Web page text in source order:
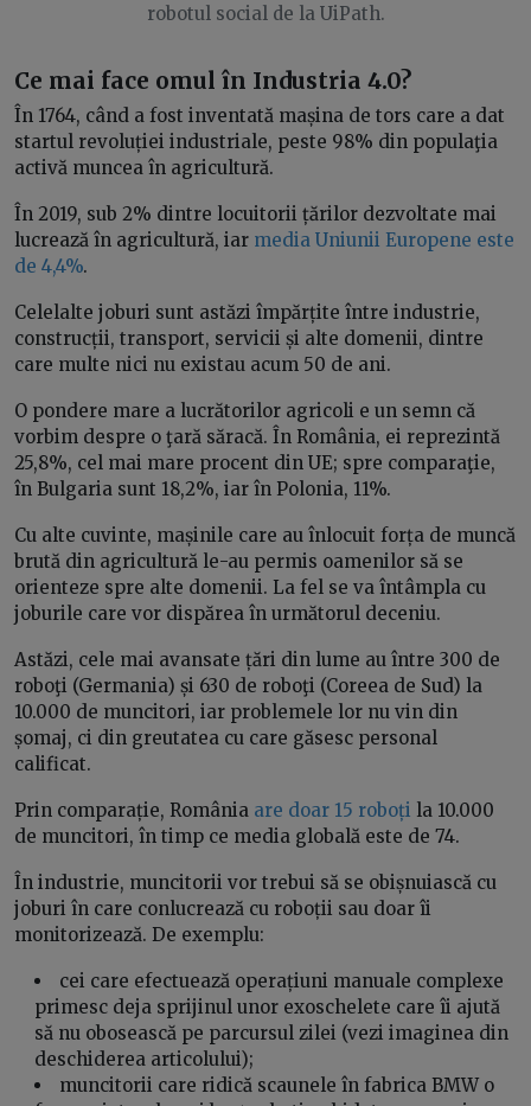
robotul social de la UiPath.
Ce mai face omul în Industria 4.0?
În 1764, când a fost inventată mașina de tors care a dat
startul revoluției industriale, peste 98% din populaţia
activă muncea în agricultură.
În 2019, sub 2% dintre locuitorii țărilor dezvoltate mai
lucrează în agricultură, iar media Uniunii Europene este
de 4,4%.
Celelalte joburi sunt astăzi împărțite între industrie,
construcții, transport, servicii și alte domenii, dintre
care multe nici nu existau acum 50 de ani.
O pondere mare a lucrătorilor agricoli e un semn că
vorbim despre o ţară săracă. În România, ei reprezintă
25,8%, cel mai mare procent din UE; spre comparaţie,
în Bulgaria sunt 18,2%, iar în Polonia, 11%.
Cu alte cuvinte, mașinile care au înlocuit forța de muncă
brută din agricultură le-au permis oamenilor să se
orienteze spre alte domenii. La fel se va întâmpla cu
joburile care vor dispărea în următorul deceniu.
Astăzi, cele mai avansate țări din lume au între 300 de
roboţi (Germania) și 630 de roboţi (Coreea de Sud) la
10.000 de muncitori, iar problemele lor nu vin din
șomaj, ci din greutatea cu care găsesc personal
calificat.
Prin comparație, România are doar 15 roboți la 10.000
de muncitori, în timp ce media globală este de 74.
În industrie, muncitorii vor trebui să se obișnuiască cu
joburi în care conlucrează cu roboții sau doar îi
monitorizează. De exemplu:
cei care efectuează operațiuni manuale complexe
primesc deja sprijinul unor exoschelete care îi ajută
să nu obosească pe parcursul zilei (vezi imaginea din
deschiderea articolului);
muncitorii care ridică scaunele în fabrica BMW o